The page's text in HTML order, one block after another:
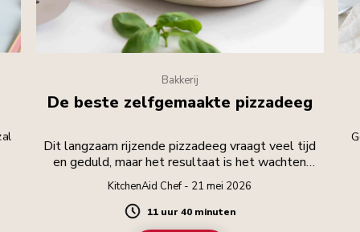
Bakkerij
De beste zelfgemaakte pizzadeeg
Dit langzaam rijzende pizzadeeg vraagt veel tijd
en geduld, maar het resultaat is het wachten
waard.
KitchenAid Chef - 21 mei 2026
Duration
11 uur 40 minuten